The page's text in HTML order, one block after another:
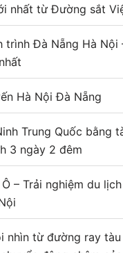
nhất từ Đường sắt
trình Đà Nẵng Hà Nội
Hà Nội Đà Nẵng
Trung Quốc bằng
3 ngày 2 đêm
– Trải nghiệm du
nhìn từ đường ray tàu